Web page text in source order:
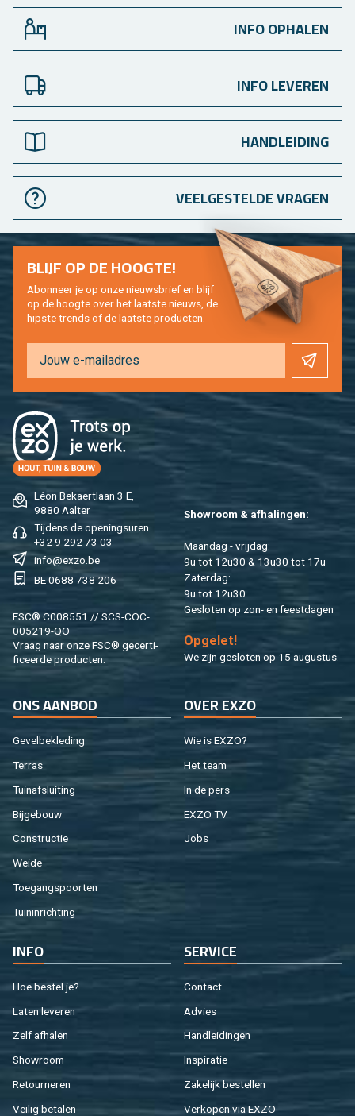
INFO OPHALEN
INFO LEVEREN
HANDLEIDING
VEELGESTELDE VRAGEN
Léon Be­kaert­laan 3 E,
9880 Aal­ter
Tij­dens de ope­nings­uren
+32 9 292 73 03
info@​exzo.​be
BE 0688 738 206
FSC® C008551 // SCS-COC-
005219-QO
Vraag naar onze FSC® ge­cer­ti­
fi­ceer­de pro­duc­ten.
Show­room & af­ha­lin­gen:
Maan­dag - vrij­dag:
9u tot 12u30 & 13u30 tot 17u
Za­ter­dag:
9u tot 12u30
Ge­slo­ten op zon- en feest­da­gen
Op­ge­let!
We zijn ge­slo­ten op 15 au­gus­tus.
BLIJF OP DE HOOG­TE!
Abon­neer je op onze nieuws­brief en blijf
op de hoog­te over het laat­ste nieuws, de
hip­s­te trends of de laat­ste pro­duc­ten.
ONS AAN­BOD
Ge­vel­be­kle­ding
Ter­ras
Tuin­af­slui­ting
Bij­ge­bouw
Con­struc­tie
Weide
Toe­gangs­poor­ten
Tuin­in­rich­ting
OVER EXZO
Wie is EXZO?
Het team
In de pers
EXZO TV
Jobs
INFO
Hoe be­stel je?
Laten le­ve­ren
Zelf af­ha­len
Show­room
Re­tour­ne­ren
Vei­lig be­ta­len
SER­VI­CE
Con­tact
Ad­vies
Hand­lei­din­gen
In­spi­ra­tie
Za­ke­lijk be­stel­len
Ver­ko­pen via EXZO